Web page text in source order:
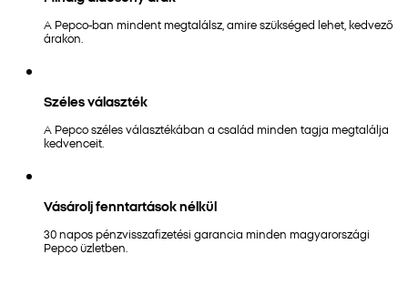
A Pepco-ban mindent megtalálsz, amire szükséged lehet, kedvező
árakon.
Széles választék
A Pepco széles választékában a család minden tagja megtalálja
kedvenceit.
Vásárolj fenntartások nélkül
30 napos pénzvisszafizetési garancia minden magyarországi
Pepco üzletben.